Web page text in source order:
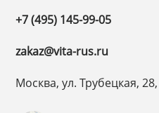
+7 (495) 145-99-05
zakaz@vita-rus.ru
Москва, ул. Трубецкая, 28,